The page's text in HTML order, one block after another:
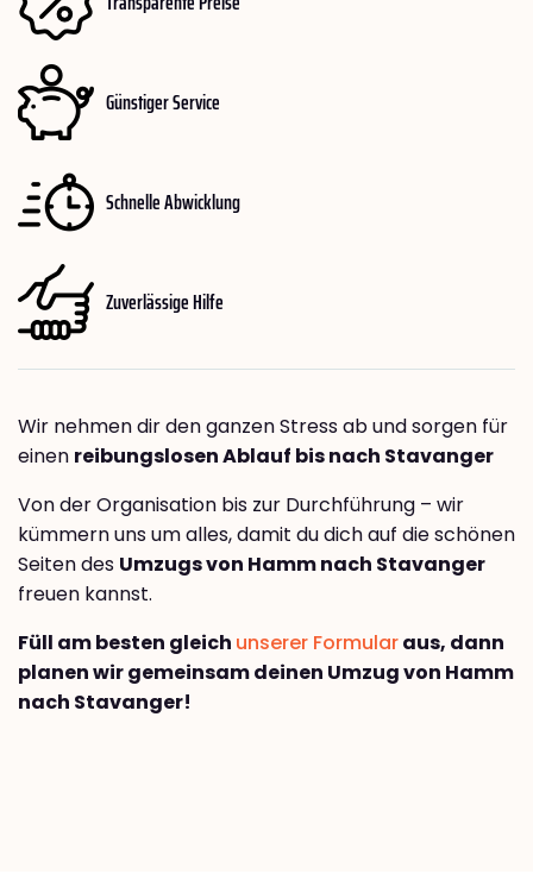
Günstiger Service
Schnelle Abwicklung
Zuverlässige Hilfe
Wir nehmen dir den ganzen Stress ab und sorgen für
einen reibungslosen Ablauf bis nach Stavanger
Von der Organisation bis zur Durchführung – wir
kümmern uns um alles, damit du dich auf die schönen
Seiten des Umzugs von Hamm nach Stavanger
freuen kannst.
Füll am besten gleich unserer Formularaus, dann
planen wir gemeinsam deinen Umzug von Hamm
nach Stavanger!